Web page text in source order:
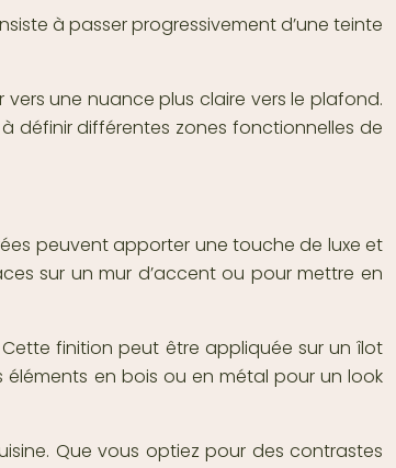
à passer progressivement d’une teinte
une nuance plus claire vers le plafond.
définir différentes zones fonctionnelles de
peuvent apporter une touche de luxe et
sur un mur d’accent ou pour mettre en
finition peut être appliquée sur un îlot
en bois ou en métal pour un look
Que vous optiez pour des contrastes